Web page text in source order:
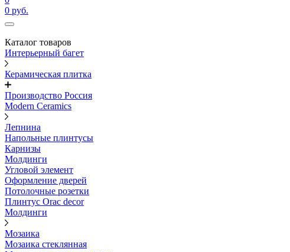
0 руб.
Каталог товаров
Интерьерный багет
Керамическая плитка
Производство Россия
Modern Ceramics
Лепнина
Напольные плинтусы
Карнизы
Молдинги
Угловой элемент
Оформление дверей
Потолочные розетки
Плинтус Orac decor
Молдинги
Мозаика
Мозаика стеклянная